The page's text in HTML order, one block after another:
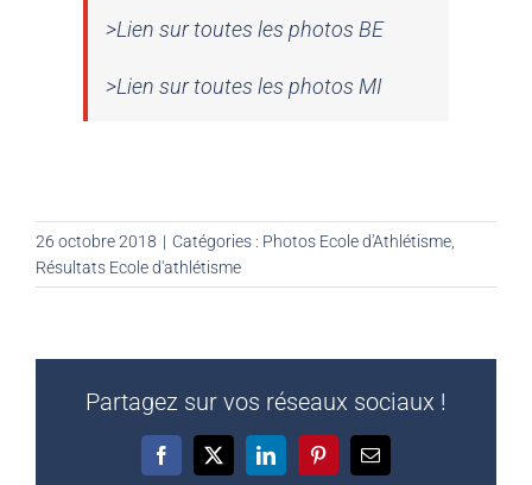
>Lien sur toutes les photos BE
>Lien sur toutes les photos MI
26 octobre 2018 | Catégories : Photos Ecole d'Athlétisme
Résultats Ecole d'athlétisme
Partagez sur vos réseaux sociaux !
Facebook
X LinkedInPinterestEmail